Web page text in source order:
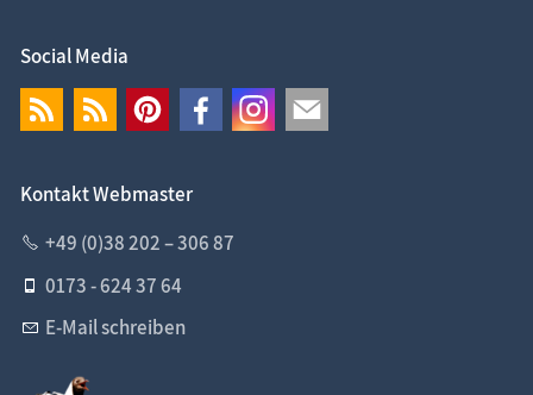
Social Media
Kontakt Webmaster
+49 (0)38 202 – 306 87
0173 - 624 37 64
E-Mail schreiben